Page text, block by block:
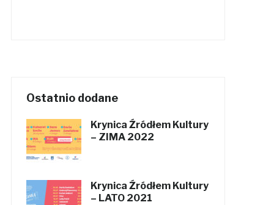
Ostatnio dodane
Krynica Źródłem Kultury
– ZIMA 2022
Krynica Źródłem Kultury
– LATO 2021